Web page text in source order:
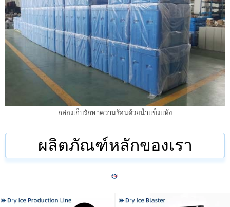
กล่องเก็บรักษาความร้อนด้วยน้ำแข็งแห้ง
ผลิตภัณฑ์หลักของเรา